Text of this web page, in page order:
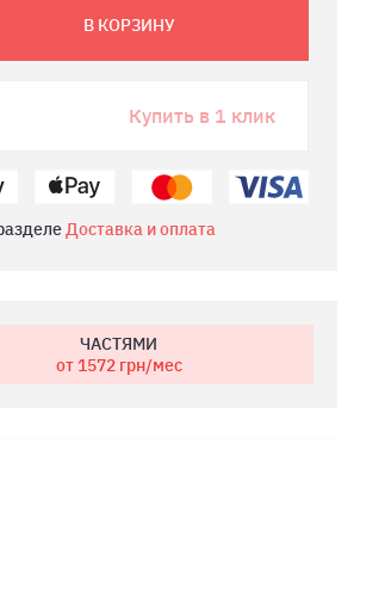
В КОРЗИНУ
Купить в 1 клик
Доставка и оплата
ЧАСТЯМИ
от 1572грн/мес